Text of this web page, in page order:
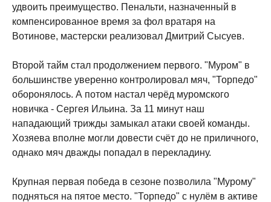
удвоить преимущество. Пенальти, назначенный в
компенсированное время за фол вратаря на
Вотинове, мастерски реализовал Дмитрий Сысуев.
Второй тайм стал продолжением первого. "Муром" в
большинстве уверенно контролировал мяч, "Торпедо"
оборонялось. А потом настал черёд муромского
новичка - Сергея Ильина. За 11 минут наш
нападающий трижды замыкал атаки своей команды.
Хозяева вполне могли довести счёт до не приличного,
однако мяч дважды попадал в перекладину.
Крупная первая победа в сезоне позволила "Мурому"
подняться на пятое место. "Торпедо" с нулём в активе